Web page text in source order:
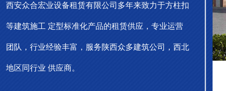
西安众合宏业设备租赁有限公司多年来致力于方柱扣
等建筑施工 定型标准化产品的租赁供应，专业运营
团队，行业经验丰富，服务陕西众多建筑公司，西北
地区同行业 供应商。